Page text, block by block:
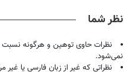
نظر شما
نظرات حاوی توهین و هرگونه
نمی‌شود.
نظراتی که غیر از زبان فارسی یا